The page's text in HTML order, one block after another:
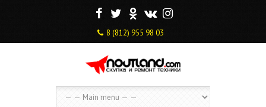
F T O V I
8 (812) 955 98 03